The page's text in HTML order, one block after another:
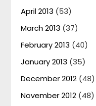
April 2013 (53)
March 2013 (37)
February 2013 (40)
January 2013 (35)
December 2012 (48)
November 2012 (48)